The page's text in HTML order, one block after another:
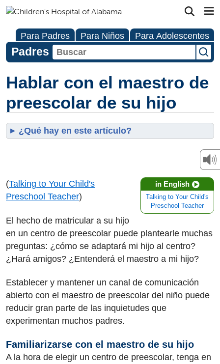
Para Padres Para Niños Para Adolescentes
Padres
Hablar con el maestro de
preescolar de su hijo
¿Qué hay en este artículo?
in English
Talking to Your Child's
Preschool Teacher
(Talking to Your Child's
Preschool Teacher)
El hecho de matricular a su hijo
en un centro de preescolar puede plantearle muchas
preguntas: ¿cómo se adaptará mi hijo al centro?
¿Hará amigos? ¿Entenderá el maestro a mi hijo?
Establecer y mantener un canal de comunicación
abierto con el maestro de preescolar del niño puede
reducir gran parte de las inquietudes que
experimentan muchos padres.
Familiarizarse con el maestro de su hijo
A la hora de elegir un centro de preescolar, tenga en